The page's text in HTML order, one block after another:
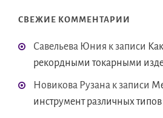
СВЕЖИЕ КОММЕНТАРИИ
Савельева Юния к записи
рекордными токарными
Новикова Рузана к записи
инструмент различных типов